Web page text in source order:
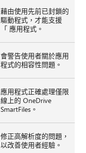
藉由使用先前已封鎖的
驅動程式，才能支援
「 應用程式。
會警告使用者關於應用
程式的相容性問題。
應用程式正確處理僅限
線上的 OneDrive
SmartFiles。
修正高解析度的問題，
以改善使用者經驗。